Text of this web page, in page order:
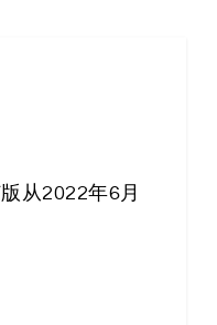
从2022年6月